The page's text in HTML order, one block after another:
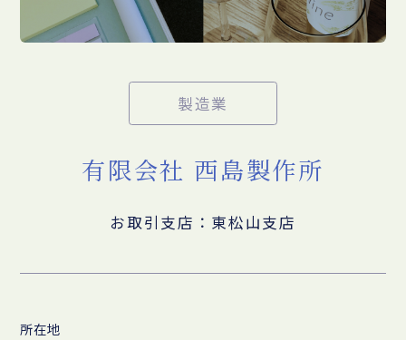
製造業
有限会社 西島製作所
お取引支店：東松山支店
所在地